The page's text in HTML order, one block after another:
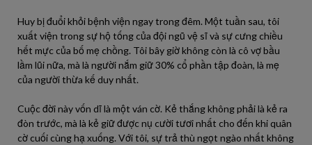
Huy bị đuổi khỏi bệnh viện ngay trong đêm. Một tuần sau, tôi
xuất viện trong sự hộ tống của đội ngũ vệ sĩ và sự cưng chiều
hết mực của bố mẹ chồng. Tôi bây giờ không còn là cô vợ bầu
lầm lũi nữa, mà là người nắm giữ 30% cổ phần tập đoàn, là mẹ
của người thừa kế duy nhất.
Cuộc đời này vốn dĩ là một ván cờ. Kẻ thắng không phải là kẻ ra
đòn trước, mà là kẻ giữ được nụ cười tươi nhất cho đến khi quân
cờ cuối cùng hạ xuống. Với tôi, sự trả thù ngọt ngào nhất không